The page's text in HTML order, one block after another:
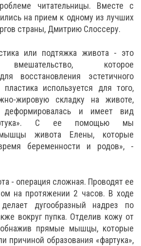
читательницы. Вместе с
на прием к одному из лучших
страны, Дмитрию Слоссеру.
или подтяжка живота - это
вмешательство, которое
восстановления эстетичного
используется для того,
жировую складку на животе,
деформировалась и имеет вид
С ее помощью мы
мышцы живота Елены, которые
беременности и родов», -
- операция сложная. Проводят ее
на протяжении 2 часов. В ходе
дугообразный надрез по
вокруг пупка. Отделив кожу от
прямые мышцы, которые
причиной образования «фартука»,